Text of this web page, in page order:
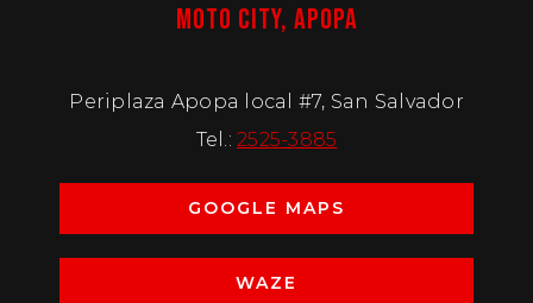
MOTO CITY, APOPA
Periplaza Apopa local #7, San Salvador
Tel.:2525-3885
GOOGLE MAPS
WAZE